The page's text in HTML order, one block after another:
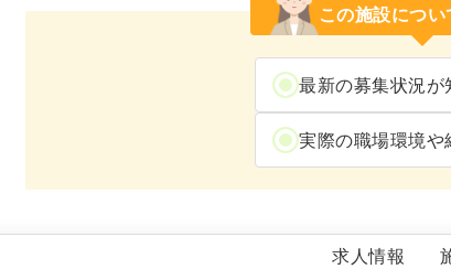
この施設につ
最新の募集状況が
実際の職場環境や
YOUR FACE
求人情報